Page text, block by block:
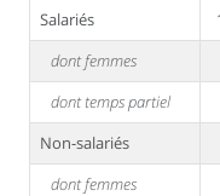
Salariés
dont femmes
dont temps partiel
Non-salariés
dont femmes